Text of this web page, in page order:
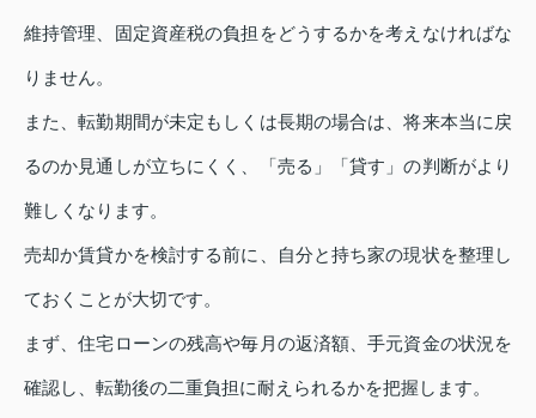
維持管理、固定資産税の負担をどうするかを考えなければな
りません。
また、転勤期間が未定もしくは長期の場合は、将来本当に戻
るのか見通しが立ちにくく、「売る」「貸す」の判断がより
難しくなります。
売却か賃貸かを検討する前に、自分と持ち家の現状を整理し
ておくことが大切です。
まず、住宅ローンの残高や毎月の返済額、手元資金の状況を
確認し、転勤後の二重負担に耐えられるかを把握します。